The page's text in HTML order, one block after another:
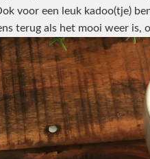
voor een leuk kadoo(tje)
terug als het mooi weer is,